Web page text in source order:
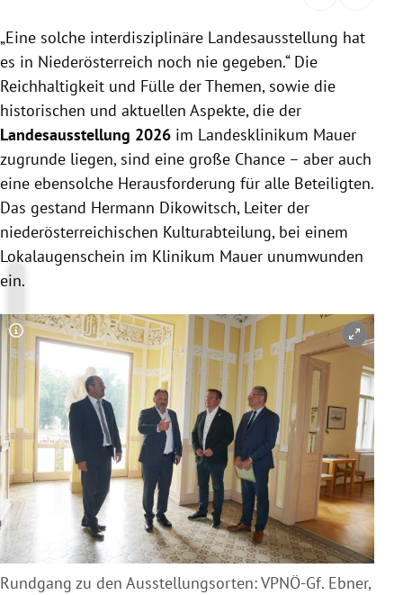
„Eine solche interdisziplinäre Landesausstellung hat
es in Niederösterreich noch nie gegeben.“ Die
Reichhaltigkeit und Fülle der Themen, sowie die
historischen und aktuellen Aspekte, die der
Landesausstellung 2026 im Landesklinikum Mauer
zugrunde liegen, sind eine große Chance – aber auch
eine ebensolche Herausforderung für alle Beteiligten.
Das gestand Hermann Dikowitsch, Leiter der
niederösterreichischen Kulturabteilung, bei einem
Lokalaugenschein im Klinikum Mauer unumwunden
ein.
Copyright-Hinweis öffnen/schließen
Rundgang zu den Ausstellungsorten: VPNÖ-Gf. Ebner,